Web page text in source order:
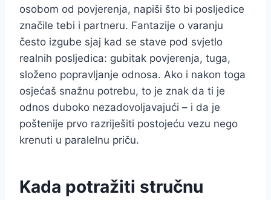
osobom od povjerenja, napiši što bi posljedice
značile tebi i partneru. Fantazije o varanju
često izgube sjaj kad se stave pod svjetlo
realnih posljedica: gubitak povjerenja, tuga,
složeno popravljanje odnosa. Ako i nakon toga
osjećaš snažnu potrebu, to je znak da ti je
odnos duboko nezadovoljavajući – i da je
poštenije prvo razriješiti postojeću vezu nego
krenuti u paralelnu priču.
Kada potražiti stručnu